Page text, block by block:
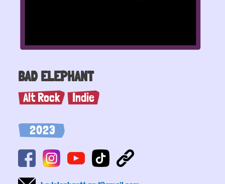
BAD ELEPHANT
Alt Rock Indie
2023